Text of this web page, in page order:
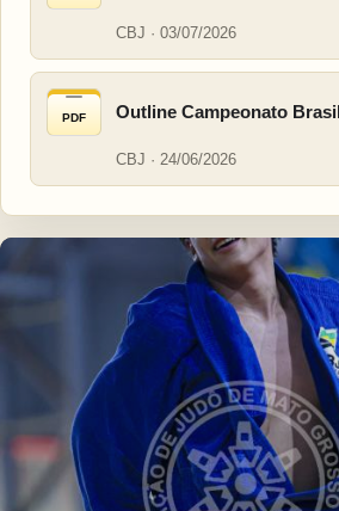
CBJ · 03/07/2026
PDF Outline Campeonato
CBJ · 24/06/2026